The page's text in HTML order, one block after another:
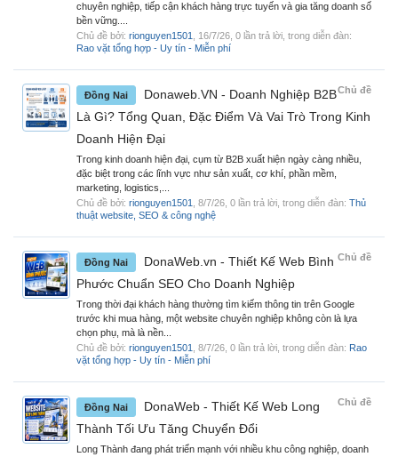
chuyên nghiệp, tiếp cận khách hàng trực tuyến và gia tăng doanh số
bền vững....
Chủ đề bởi: rionguyen1501 16/7/26 , 0 lần trả lời, trong diễn đàn:
Rao vặt tổng hợp - Uy tín - Miễn phí
Chủ đề
Đồng Nai
Donaweb.VN - Doanh Nghiệp B2B
Là Gì? Tổng Quan, Đặc Điểm Và Vai Trò Trong Kinh
Doanh Hiện Đại
Trong kinh doanh hiện đại, cụm từ B2B xuất hiện ngày càng nhiều,
đặc biệt trong các lĩnh vực như sản xuất, cơ khí, phần mềm,
marketing, logistics,...
Chủ đề bởi: rionguyen1501 8/7/26 , 0 lần trả lời, trong diễn đàn: Thủ
thuật website, SEO & công nghệ
Chủ đề
Đồng Nai
DonaWeb.vn - Thiết Kế Web Bình
Phước Chuẩn SEO Cho Doanh Nghiệp
Trong thời đại khách hàng thường tìm kiếm thông tin trên Google
trước khi mua hàng, một website chuyên nghiệp không còn là lựa
chọn phụ, mà là nền...
Chủ đề bởi: rionguyen1501 8/7/26 , 0 lần trả lời, trong diễn đàn: Rao
vặt tổng hợp - Uy tín - Miễn phí
Chủ đề
Đồng Nai
DonaWeb - Thiết Kế Web Long
Thành Tối Ưu Tăng Chuyển Đổi
Long Thành đang phát triển mạnh với nhiều khu công nghiệp, doanh